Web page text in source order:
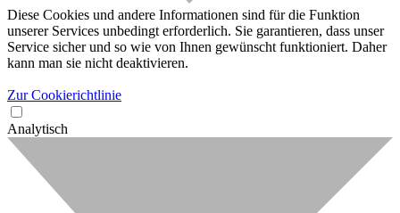
Diese Cookies und andere Informationen sind für die Funktion
unserer Services unbedingt erforderlich. Sie garantieren, dass unser
Service sicher und so wie von Ihnen gewünscht funktioniert. Daher
kann man sie nicht deaktivieren.
Zur Cookierichtlinie
Analytisch